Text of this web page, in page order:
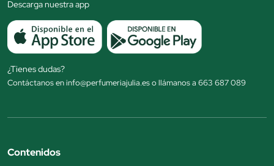
Descarga nuestra app
¿Tienes dudas?
Contáctanos en info@perfumeriajulia.es o llámanos a 663 687 089
Contenidos